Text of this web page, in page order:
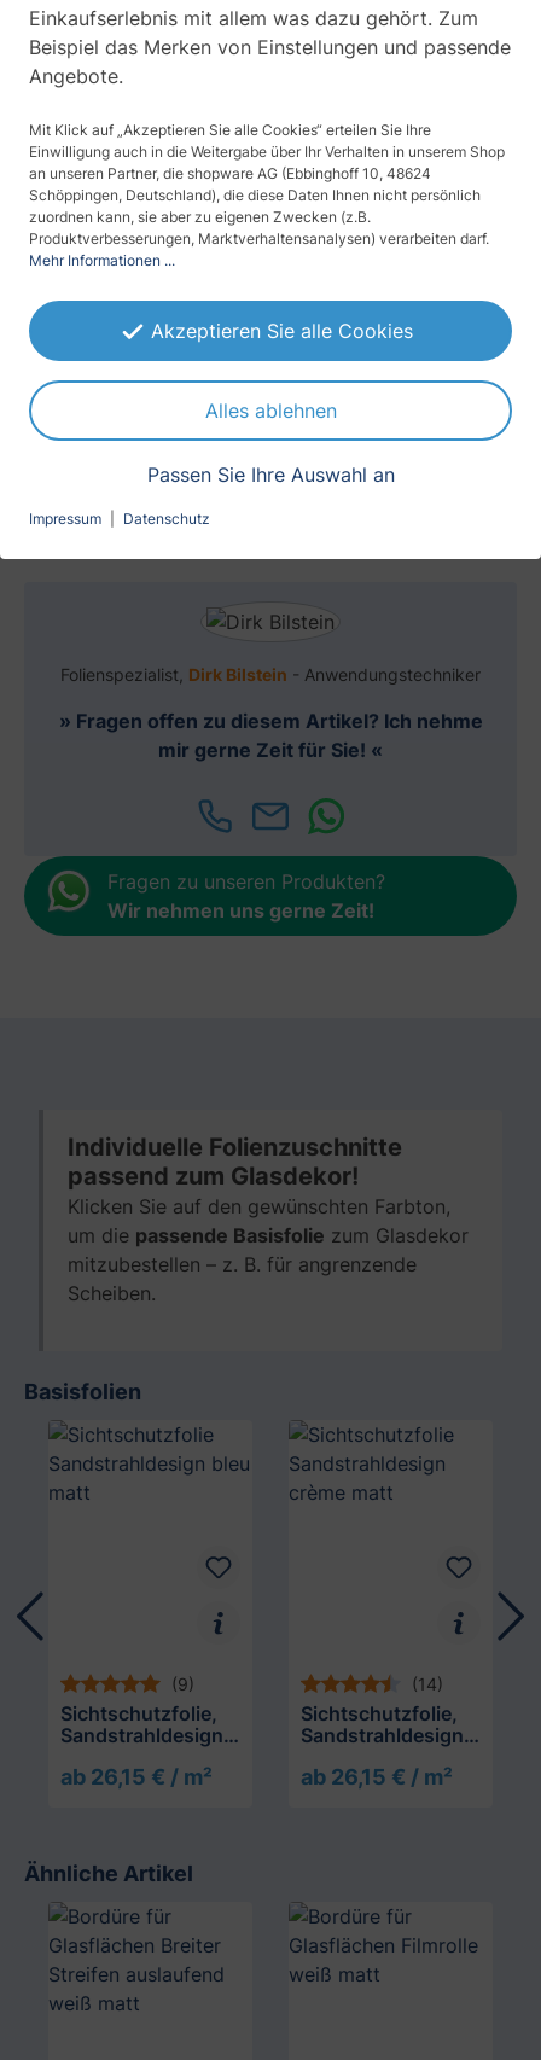
Diese selbstklebende Glasdekorfolie
entspricht in der Standardausführung im
weiß-matten Farbton einer geätzten oder
sandgest…Mehr
Produktdaten
Bewertungen
Produktsicherheit
Folienspezialist, Dirk Bilstein - Anwendungstechniker
» Fragen offen zu diesem Artikel? Ich nehme
mir gerne Zeit für Sie! «
Fragen zu unseren Produkten?
Wir nehmen uns gerne Zeit!
Individuelle Folienzuschnitte
passend zum Glasdekor!
Klicken Sie auf den gewünschten Farbton,
um die passende Basisfolie zum Glasdekor
mitzubestellen – z. B. für angrenzende
Scheiben.
Basisfolien
Produktgalerie überspringen
(9)
Sichtschutzfolie,
Sandstrahldesign
ab 26,15 € / m²
(14)
Sichtschutzfolie,
Sandstrahldesign
ab 26,15 € / m²
Ähnliche Artikel
Produktgalerie überspringen
Einkaufserlebnis mit allem was dazu gehört. Zum
Beispiel das Merken von Einstellungen und passende
Angebote.
Mit Klick auf „Akzeptieren Sie alle Cookies“ erteilen Sie Ihre
Einwilligung auch in die Weitergabe über Ihr Verhalten in unserem Shop
an unseren Partner, die shopware AG (Ebbinghoff 10, 48624
Schöppingen, Deutschland), die diese Daten Ihnen nicht persönlich
zuordnen kann, sie aber zu eigenen Zwecken (z.B.
Produktverbesserungen, Marktverhaltensanalysen) verarbeiten darf.
Mehr Informationen ...
Akzeptieren Sie alle Cookies
Alles ablehnen
Passen Sie Ihre Auswahl an
Impressum Datenschutz